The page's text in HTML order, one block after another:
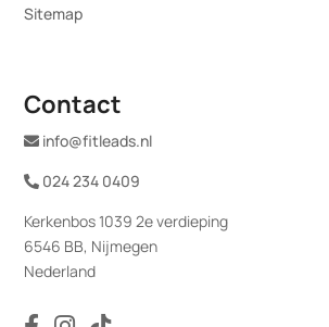
Sitemap
Contact
info@fitleads.nl
024 234 0409
Kerkenbos 1039 2e verdieping
6546 BB, Nijmegen
Nederland